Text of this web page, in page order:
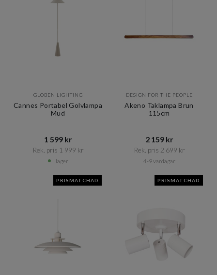
GLOBEN LIGHTING
Cannes Portabel Golvlampa
Mud
1 599 kr​​
Rek. pris 1 999 kr​​
I lager
DESIGN FOR THE PEOPLE
Akeno Taklampa Brun
115cm
2 159 kr​​
Rek. pris 2 699 kr​​
4-9 vardagar
PRISMATCHAD PRISMATCHAD